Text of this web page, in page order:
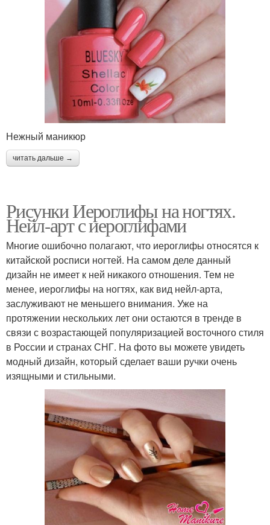
Нежный маникюр
читать дальше →
Рисунки Иероглифы на ногтях.
Нейл-арт с иероглифами
Многие ошибочно полагают, что иероглифы относятся к
китайской росписи ногтей. На самом деле данный
дизайн не имеет к ней никакого отношения. Тем не
менее, иероглифы на ногтях, как вид нейл-арта,
заслуживают не меньшего внимания. Уже на
протяжении нескольких лет они остаются в тренде в
связи с возрастающей популяризацией восточного стиля
в России и странах СНГ. На фото вы можете увидеть
модный дизайн, который сделает ваши ручки очень
изящными и стильными.